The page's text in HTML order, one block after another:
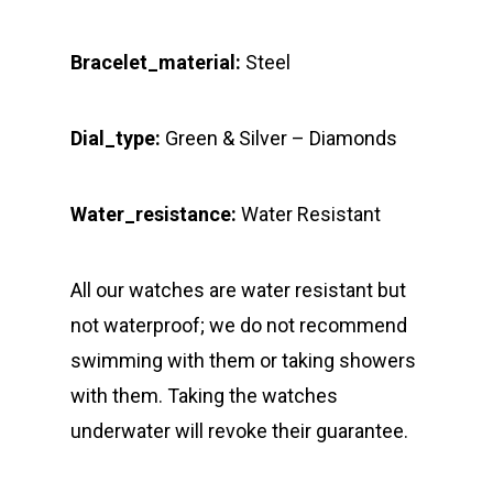
Bracelet_material: Steel
Dial_type: Green & Silver – Diamonds
Water_resistance: Water Resistant
All our watches are water resistant but
not waterproof; we do not recommend
swimming with them or taking showers
with them. Taking the watches
underwater will revoke their guarantee.